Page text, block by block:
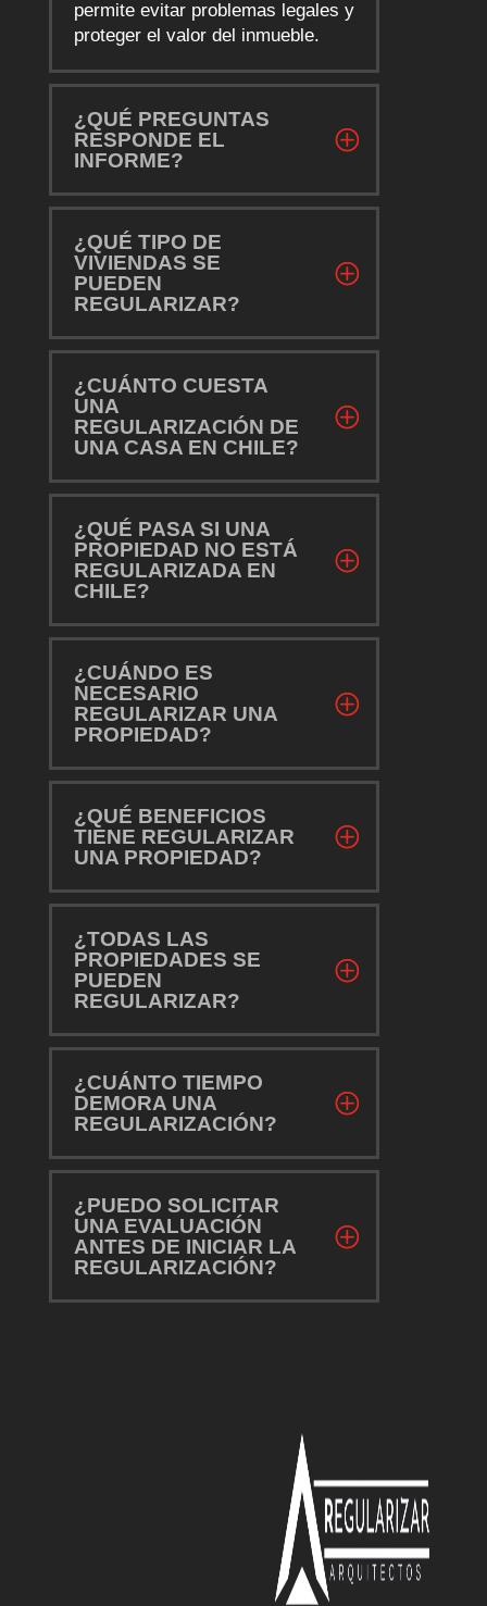
permite evitar problemas legales y
proteger el valor del inmueble.
¿QUÉ PREGUNTAS
RESPONDE EL
INFORME?
¿QUÉ TIPO DE
VIVIENDAS SE
PUEDEN
REGULARIZAR?
¿CUÁNTO CUESTA
UNA
REGULARIZACIÓN DE
UNA CASA EN CHILE?
¿QUÉ PASA SI UNA
PROPIEDAD NO ESTÁ
REGULARIZADA EN
CHILE?
¿CUÁNDO ES
NECESARIO
REGULARIZAR UNA
PROPIEDAD?
¿QUÉ BENEFICIOS
TIENE REGULARIZAR
UNA PROPIEDAD?
¿TODAS LAS
PROPIEDADES SE
PUEDEN
REGULARIZAR?
¿CUÁNTO TIEMPO
DEMORA UNA
REGULARIZACIÓN?
¿PUEDO SOLICITAR
UNA EVALUACIÓN
ANTES DE INICIAR LA
REGULARIZACIÓN?